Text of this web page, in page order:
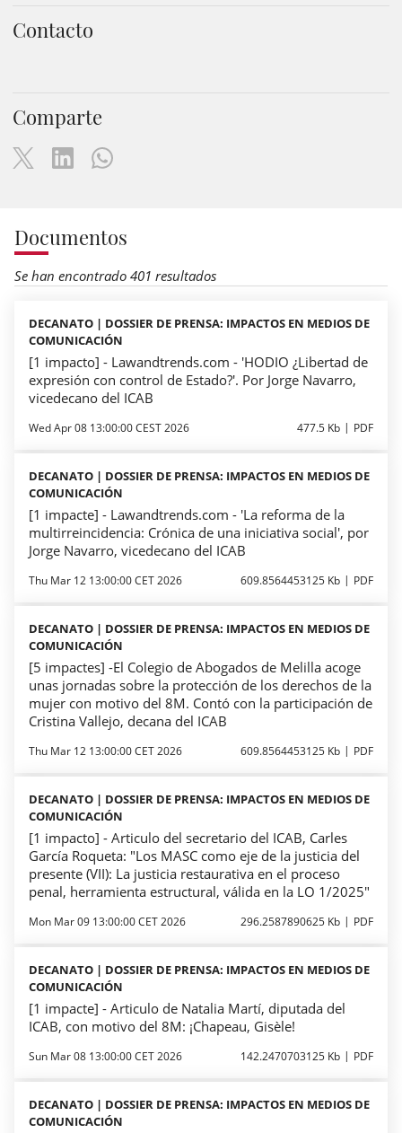
Contacto
Comparte
Documentos
Se han encontrado 401 resultados
DECANATO | DOSSIER DE PRENSA: IMPACTOS EN MEDIOS DE
COMUNICACIÓN
[1 impacto] - Lawandtrends.com - 'HODIO ¿Libertad de
expresión con control de Estado?'. Por Jorge Navarro,
vicedecano del ICAB
Wed Apr 08 13:00:00 CEST 2026 477.5 Kb PDF
DECANATO | DOSSIER DE PRENSA: IMPACTOS EN MEDIOS DE
COMUNICACIÓN
[1 impacte] - Lawandtrends.com - 'La reforma de la
multirreincidencia: Crónica de una iniciativa social', por
Jorge Navarro, vicedecano del ICAB
Thu Mar 12 13:00:00 CET 2026 609.8564453125 Kb PDF
DECANATO | DOSSIER DE PRENSA: IMPACTOS EN MEDIOS DE
COMUNICACIÓN
[5 impactes] -El Colegio de Abogados de Melilla acoge
unas jornadas sobre la protección de los derechos de la
mujer con motivo del 8M. Contó con la participación de
Cristina Vallejo, decana del ICAB
Thu Mar 12 13:00:00 CET 2026 609.8564453125 Kb PDF
DECANATO | DOSSIER DE PRENSA: IMPACTOS EN MEDIOS DE
COMUNICACIÓN
[1 impacto] - Articulo del secretario del ICAB, Carles
García Roqueta: "Los MASC como eje de la justicia del
presente (VII): La justicia restaurativa en el proceso
penal, herramienta estructural, válida en la LO 1/2025"
Mon Mar 09 13:00:00 CET 2026 296.2587890625 Kb PDF
DECANATO | DOSSIER DE PRENSA: IMPACTOS EN MEDIOS DE
COMUNICACIÓN
[1 impacte] - Articulo de Natalia Martí, diputada del
ICAB, con motivo del 8M: ¡Chapeau, Gisèle!
Sun Mar 08 13:00:00 CET 2026 142.2470703125 Kb PDF
DECANATO | DOSSIER DE PRENSA: IMPACTOS EN MEDIOS DE
COMUNICACIÓN